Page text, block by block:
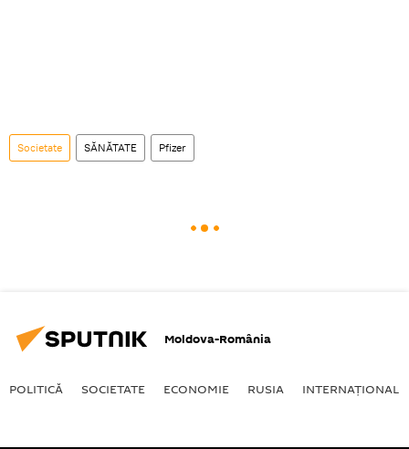
Societate SĂNĂTATE Pfizer
Moldova-România
POLITICĂ SOCIETATE ECONOMIE RUSIA INTERNAŢIONAL